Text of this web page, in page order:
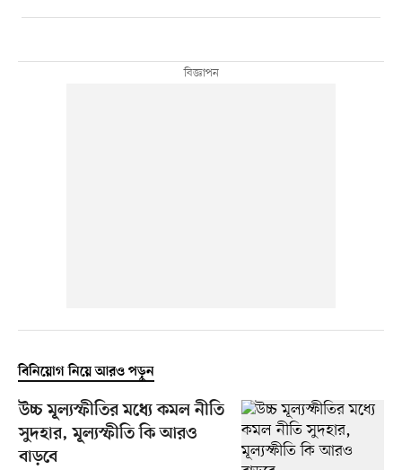
বিনিয়োগ নিয়ে আরও পড়ুন
উচ্চ মূল্যস্ফীতির মধ্যে কমল নীতি
সুদহার, মূল্যস্ফীতি কি আরও
বাড়বে